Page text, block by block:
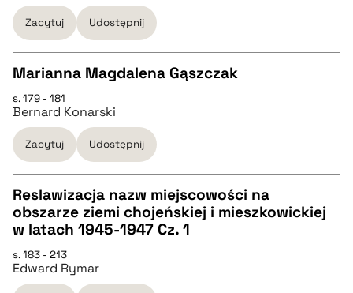
BIBTEX
Zacytuj Udostępnij
CZYSTY TEKST
pobierz cytat
BIBTEX
Marianna Magdalena Gąszczak
s. 179 - 181
Bernard Konarski
Zacytuj Udostępnij
CZYSTY TEKST
pobierz cytat
Reslawizacja nazw miejscowości na
obszarze ziemi chojeńskiej i mieszkowickiej
w latach 1945-1947 Cz. 1
s. 183 - 213
Edward Rymar